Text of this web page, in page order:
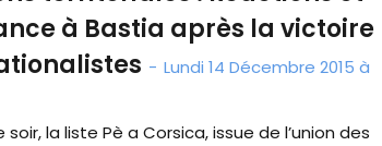
à Bastia après la victoire
- Lundi 14 Décembre 2015 à
soir, la liste Pè a Corsica, issue de l’union des